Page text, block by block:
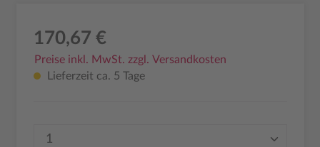
170,67 €
Preise inkl. MwSt. zzgl. Versandkosten
Lieferzeit ca. 5 Tage
Produkt Anzahl: Gib den gewünschten